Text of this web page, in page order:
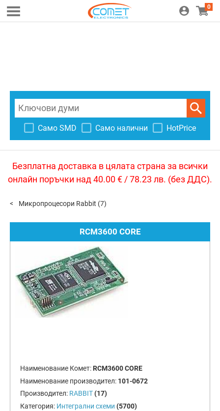
0
Само SMD Само налични HotPrice
Безплатна доставка в цялата страна за всички
онлайн поръчки над 40.00 € / 78.23 лв. (без ДДС).
Микропроцесори Rabbit (7)
RCM3600 CORE
Наименование Комет: RCM3600 CORE
Наименование производител: 101-0672
Производител: RABBIT (17)
Категория: Интегрални схеми (5700)